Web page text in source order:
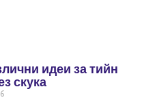
идеи за тийн
скука